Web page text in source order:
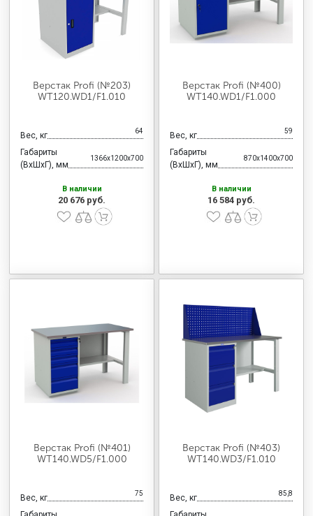
Верстак Profi (№203)
WT120.WD1/F1.010
Вес, кг 64
Габариты
(ВхШхГ), мм
1366x1200x700
В наличии
20 676 руб.
Верстак Profi (№400)
WT140.WD1/F1.000
Вес, кг 59
Габариты
(ВхШхГ), мм
870x1400x700
В наличии
16 584 руб.
Верстак Profi (№401)
WT140.WD5/F1.000
Вес, кг 75
Верстак Profi (№403)
WT140.WD3/F1.010
Вес, кг 85,8